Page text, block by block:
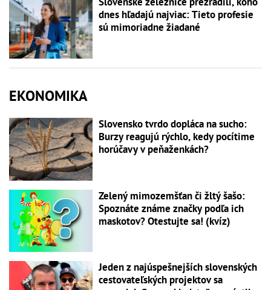
dnes hľadajú najviac: Tieto profesie
sú mimoriadne žiadané
EKONOMIKA
Slovensko tvrdo dopláca na sucho:
Burzy reagujú rýchlo, kedy pocítime
horúčavy v peňaženkách?
Zelený mimozemšťan či žltý šašo:
Spoznáte známe značky podľa ich
maskotov? Otestujte sa! (kvíz)
Jeden z najúspešnejších slovenských
cestovateľských projektov sa